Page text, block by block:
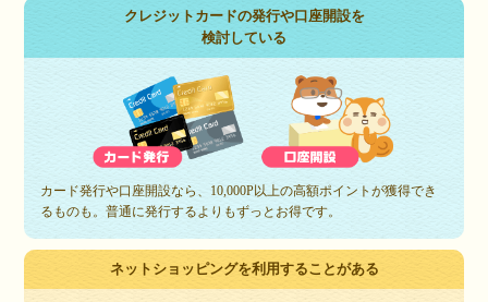
クレジットカードの発行や口座開設を
検討している
カード発行や口座開設なら、10,000P以上の高額ポイントが獲得でき
るものも。普通に発行するよりもずっとお得です。
ネットショッピングを利用することがある